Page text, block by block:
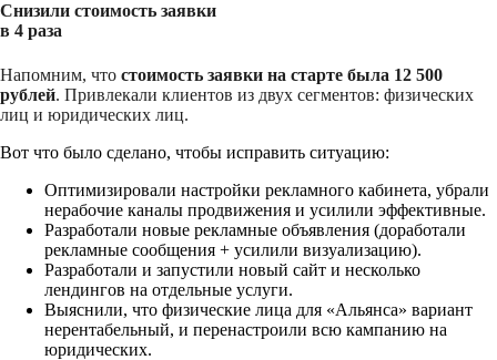
Снизили стоимость заявки
в 4 раза
Напомним, что стоимость заявки на старте была 12 500
рублей. Привлекали клиентов из двух сегментов: физических
лиц и юридических лиц.
Вот что было сделано, чтобы исправить ситуацию:
Оптимизировали настройки рекламного кабинета, убрали
нерабочие каналы продвижения и усилили эффективные.
Разработали новые рекламные объявления (доработали
рекламные сообщения + усилили визуализацию).
Разработали и запустили новый сайт и несколько
лендингов на отдельные услуги.
Выяснили, что физические лица для «Альянса» вариант
нерентабельный, и перенастроили всю кампанию на
юридических.